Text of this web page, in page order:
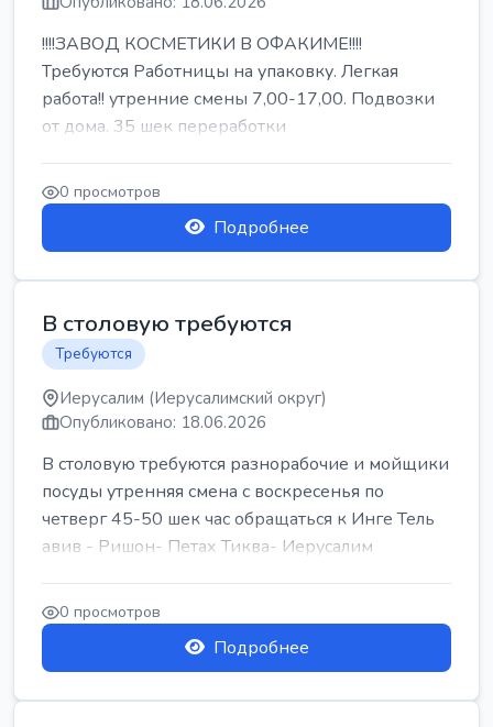
!!!!ЗАВОД КОСМЕТИКИ В ОФАКИМЕ!!!!
Требуются Работницы на упаковку. Легкая
работа!! утренние смены 7,00-17,00. Подвозки
от дома. 35 шек переработки
0 просмотров
Подробнее
В столовую требуются
Требуются
Иерусалим (Иерусалимский округ)
Опубликовано: 18.06.2026
В столовую требуются разнорабочие и мойщики
посуды утренняя смена с воскресенья по
четверг 45-50 шек час обращаться к Инге Тель
авив - Ришон- Петах Тиква- Иерусалим
0 просмотров
Подробнее